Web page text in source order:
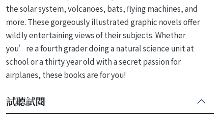
the solar system, volcanoes, bats, flying machines, and
more. These gorgeously illustrated graphic novels offer
wildly entertaining views of their subjects. Whether
you’re a fourth grader doing a natural science unit at
school or a thirty year old with a secret passion for
airplanes, these books are for you!
試聽試閱